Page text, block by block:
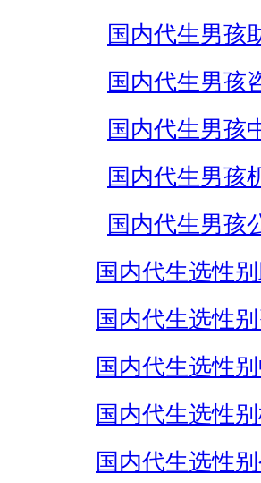
国内代生男孩
国内代生男孩
国内代生男孩
国内代生男孩
国内代生男孩
国内代生选性
国内代生选性
国内代生选性
国内代生选性
国内代生选性别